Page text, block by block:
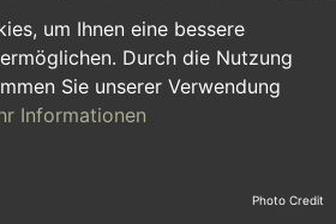
um Ihnen eine bessere
Durch die Nutzung
Sie unserer Verwendung
Informationen
Assistenz, Sekretariat
und Nebenjobs
duale Ausbildung Photo Credit